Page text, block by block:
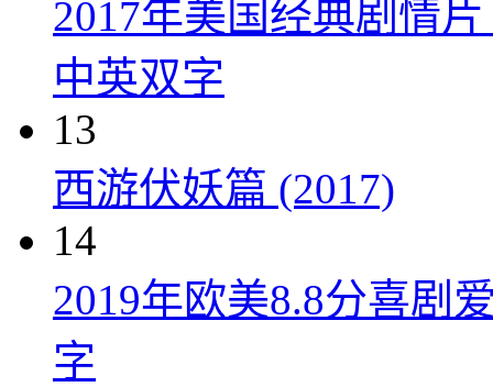
2017年美国经典剧情
中英双字
13
西游伏妖篇 (2017)
14
2019年欧美8.8分喜剧
字